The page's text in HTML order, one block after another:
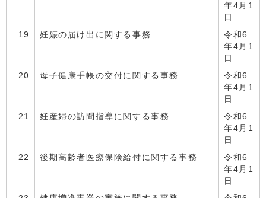
年4月1
日
19
妊娠の届け出に関する事務
令和6
年4月1
日
20
母子健康手帳の交付に関する事務
令和6
年4月1
日
21
妊産婦の訪問指導に関する事務
令和6
年4月1
日
22
後期高齢者医療保険給付に関する事務
令和6
年4月1
日